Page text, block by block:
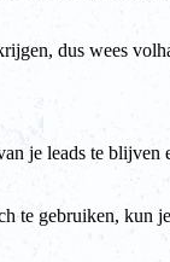
dus wees
je leads te blijven
te gebruiken, kun